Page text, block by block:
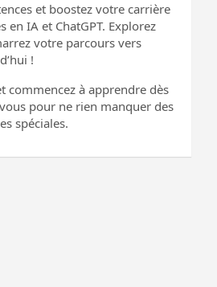
et boostez votre carrière
en IA et ChatGPT. Explorez
votre parcours vers
!
commencez à apprendre dès
pour ne rien manquer des
spéciales.